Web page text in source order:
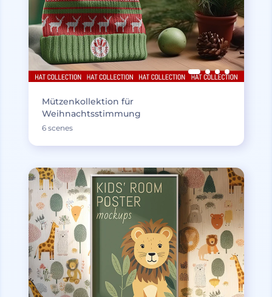
Mützenkollektion für
Weihnachtsstimmung
6 scenes